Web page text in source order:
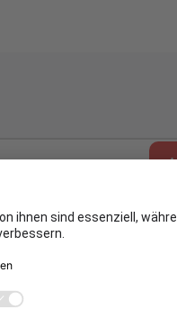
Newsletter erhalten und